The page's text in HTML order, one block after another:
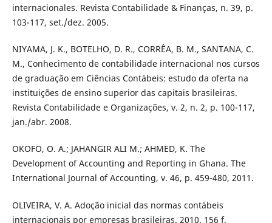
internacionales. Revista Contabilidade & Finanças, n. 39, p.
103-117, set./dez. 2005.
NIYAMA, J. K., BOTELHO, D. R., CORRÊA, B. M., SANTANA, C.
M., Conhecimento de contabilidade internacional nos cursos
de graduação em Ciências Contábeis: estudo da oferta na
instituições de ensino superior das capitais brasileiras.
Revista Contabilidade e Organizações, v. 2, n. 2, p. 100-117,
jan./abr. 2008.
OKOFO, O. A.; JAHANGIR ALI M.; AHMED, K. The
Development of Accounting and Reporting in Ghana. The
International Journal of Accounting, v. 46, p. 459-480, 2011.
OLIVEIRA, V. A. Adoção inicial das normas contábeis
internacionais por empresas brasileiras. 2010. 156 f.